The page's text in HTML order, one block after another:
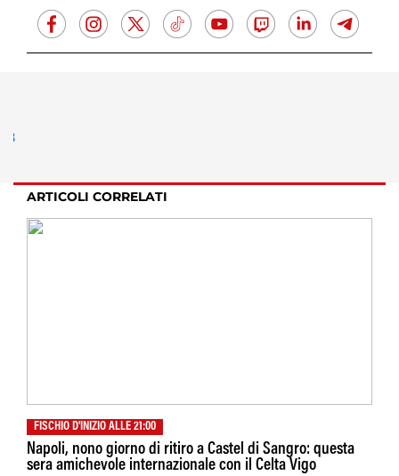
ARTICOLI CORRELATI
FISCHIO D'INIZIO ALLE 21:00
Napoli, nono giorno di ritiro a Castel di Sangro: questa
sera amichevole internazionale con il Celta Vigo